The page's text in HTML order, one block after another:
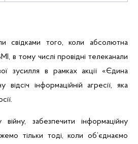
свідками того, коли абсолютна
в тому числі провідні телеканали
зусилля в рамках акції «Єдина
відсіч інформаційній агресії, яка
війну, забезпечити інформаційну
тільки тоді, коли об’єднаємо